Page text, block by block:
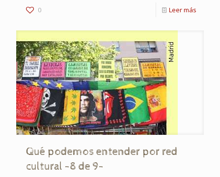
0 Leer más
Qué podemos entender por red
cultural -8 de 9-